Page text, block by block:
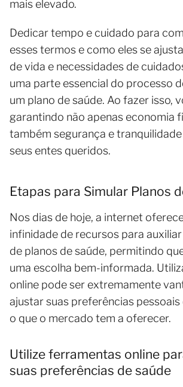
mais elevado.
Dedicar tempo e cuidado para
esses termos e como eles se
de vida e necessidades de
uma parte essencial do processo
um plano de saúde. Ao fazer isso,
garantindo não apenas economia
também segurança e
seus entes queridos.
Etapas para Simular Planos
Nos dias de hoje, a internet
infinidade de recursos para
de planos de saúde, permitindo
uma escolha bem-informada.
online pode ser extremamente
ajustar suas preferências pessoais
o que o mercado tem a oferecer.
Utilize ferramentas online
suas preferências de saúde